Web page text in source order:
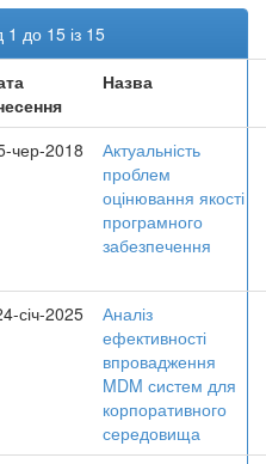
1 до 15 із 15
Назва
чер-2018
Актуальність
проблем
оцінювання якості
програмного
забезпечення
січ-2025
Аналіз
ефективності
впровадження
MDM систем для
корпоративного
середовища